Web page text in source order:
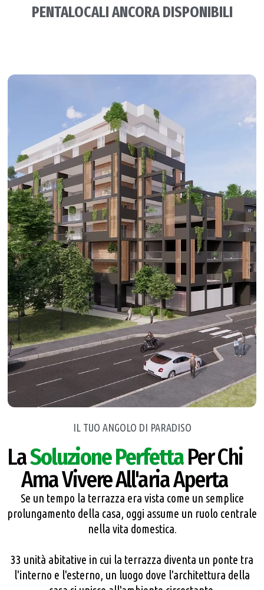
PENTALOCALI ANCORA DISPONIBILI
IL TUO ANGOLO DI PARADISO
LaSoluzione PerfettaPer Chi
Ama Vivere All'aria Aperta
Se un tempo la terrazza era vista come un semplice
prolungamento della casa, oggi assume un ruolo centrale
nella vita domestica.
33 unità abitative in cui la terrazza diventa un ponte tra
l'interno e l'esterno, un luogo dove l'architettura della